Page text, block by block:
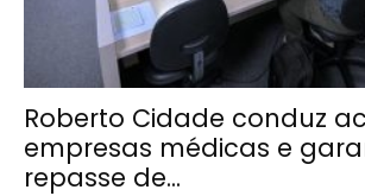
Roberto Cidade conduz
empresas médicas e
repasse de...